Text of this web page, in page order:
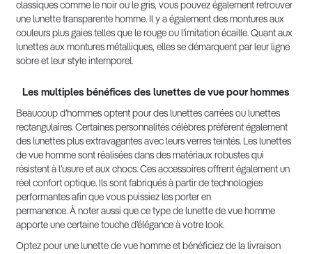
classiques comme le noir ou le gris, vous pouvez également retrouver
une lunette transparente homme. Il y a également des montures aux
couleurs plus gaies telles que le rouge ou l’imitation écaille. Quant aux
lunettes aux montures métalliques, elles se démarquent par leur ligne
sobre et leur style intemporel.
Les multiples bénéfices des lunettes de vue pour hommes
Beaucoup d’hommes optent pour des lunettes carrées ou lunettes
rectangulaires. Certaines personnalités célèbres préfèrent également
des lunettes plus extravagantes avec leurs verres teintés. Les lunettes
de vue homme sont réalisées dans des matériaux robustes qui
résistent à l’usure et aux chocs. Ces accessoires offrent également un
réel confort optique. Ils sont fabriqués à partir de technologies
performantes afin que vous puissiez les porter en
permanence. À noter aussi que ce type de lunette de vue homme
apporte une certaine touche d’élégance à votre look.
Optez pour une lunette de vue homme et bénéficiez de la livraison